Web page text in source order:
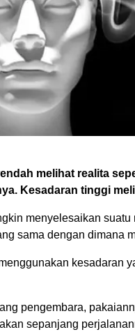
melihat realita
Kesadaran tinggi
menyelesaikan
sama dengan dimana
kesadaran
pengembara,
sepanjang